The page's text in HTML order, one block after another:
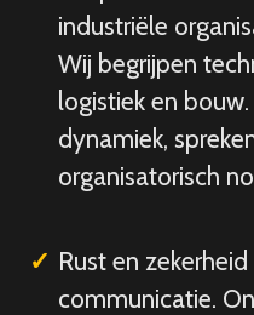
industriële
Wij begrijpen
logistiek en
dynamiek,
organisatorisch
Rust en
communicatie.